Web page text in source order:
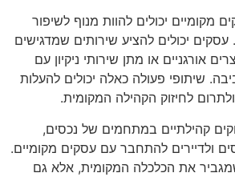
מקומיים יכולים להוות מנוף לשיפור
עסקים יכולים להציע שירותים שמדגישים
אורגניים או מתן שירותי ניקיון עם
שיתופי פעולה כאלה יכולים להעלות
לחיזוק הקהילה המקומית.
קהילתיים במתחמים של נכסים,
ולדיירים להתחבר עם עסקים מקומיים.
את הכלכלה המקומית, אלא גם